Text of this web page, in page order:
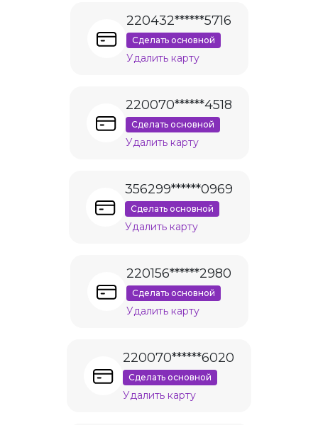
220432******5716
Сделать основной
Удалить карту
220070******4518
Сделать основной
Удалить карту
356299******0969
Сделать основной
Удалить карту
220156******2980
Сделать основной
Удалить карту
220070******6020
Сделать основной
Удалить карту